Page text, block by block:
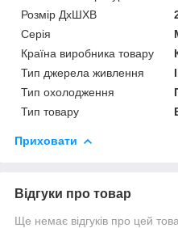
Розмір ДхШХВ
Серія
Країна виробника товару
Тип джерела живлення
Тип охолодження
Тип товару
Приховати
Відгуки про товар
Ще немає відгуків про цей